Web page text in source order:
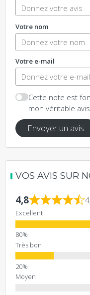
Votre nom
Votre e-mail
Cette note est
mon véritable avis.
Envoyer un avis
VOS AVIS SUR
4,8
Excellent
Très bon
Moyen